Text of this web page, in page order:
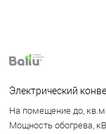
Электрический
На помещение до, кв.м
Мощность обогрева,